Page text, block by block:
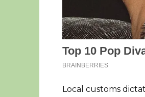
Local customs